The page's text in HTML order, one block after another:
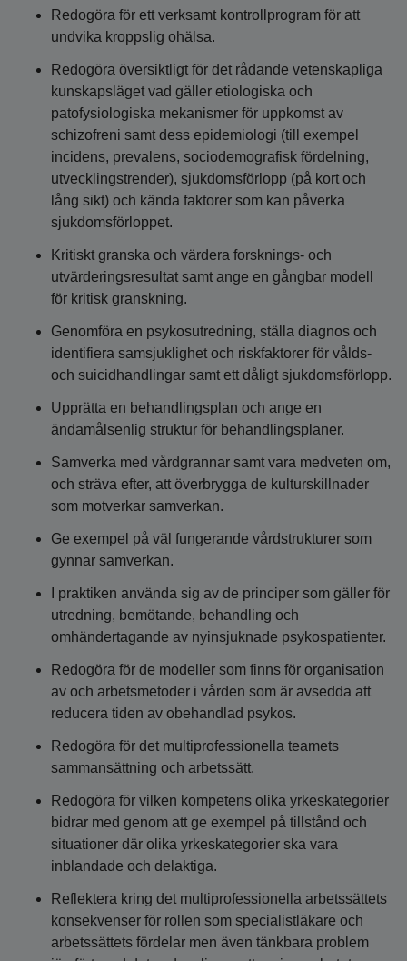
Redogöra för ett verksamt kontrollprogram för att
undvika kroppslig ohälsa.
Redogöra översiktligt för det rådande vetenskapliga
kunskapsläget vad gäller etiologiska och
patofysiologiska mekanismer för uppkomst av
schizofreni samt dess epidemiologi (till exempel
incidens, prevalens, sociodemografisk fördelning,
utvecklingstrender), sjukdomsförlopp (på kort och
lång sikt) och kända faktorer som kan påverka
sjukdomsförloppet.
Kritiskt granska och värdera forsknings- och
utvärderingsresultat samt ange en gångbar modell
för kritisk granskning.
Genomföra en psykosutredning, ställa diagnos och
identifiera samsjuklighet och riskfaktorer för vålds-
och suicidhandlingar samt ett dåligt sjukdomsförlopp.
Upprätta en behandlingsplan och ange en
ändamålsenlig struktur för behandlingsplaner.
Samverka med vårdgrannar samt vara medveten om,
och sträva efter, att överbrygga de kulturskillnader
som motverkar samverkan.
Ge exempel på väl fungerande vårdstrukturer som
gynnar samverkan.
I praktiken använda sig av de principer som gäller för
utredning, bemötande, behandling och
omhändertagande av nyinsjuknade psykospatienter.
Redogöra för de modeller som finns för organisation
av och arbetsmetoder i vården som är avsedda att
reducera tiden av obehandlad psykos.
Redogöra för det multiprofessionella teamets
sammansättning och arbetssätt.
Redogöra för vilken kompetens olika yrkeskategorier
bidrar med genom att ge exempel på tillstånd och
situationer där olika yrkeskategorier ska vara
inblandade och delaktiga.
Reflektera kring det multiprofessionella arbetssättets
konsekvenser för rollen som specialistläkare och
arbetssättets fördelar men även tänkbara problem